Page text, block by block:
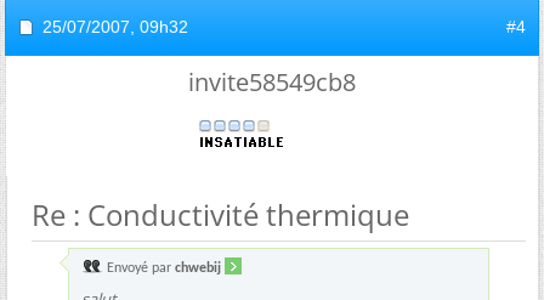
25/07/2007, 09h32 #4
invite58549cb8
Re : Conductivité thermique
Envoyé par chwebij